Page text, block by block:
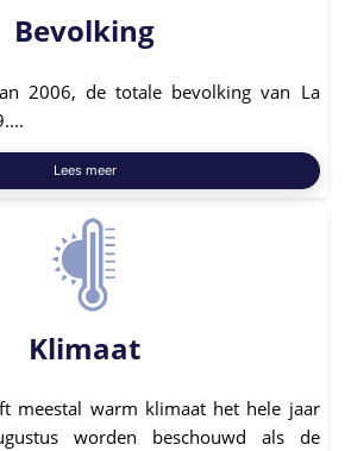
Bevolking
2006, de totale bevolking van La
Lees meer
Klimaat
meestal warm klimaat het hele jaar
worden beschouwd als de